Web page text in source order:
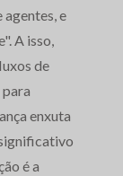
e
A isso,
de
enxuta
é a